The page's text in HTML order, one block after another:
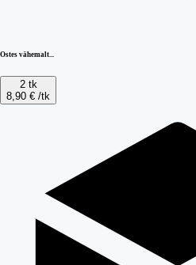
Ostes vähemalt...
2 tk
8,90 € /tk